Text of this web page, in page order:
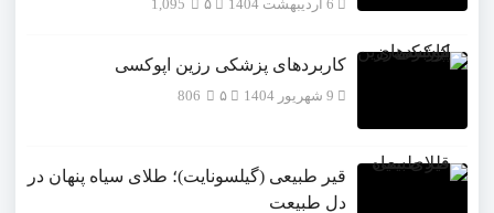
6 اردیبهشت 1404 1,095
کاربردهای پزشکی رزین اپوکسی
9 شهریور 1404 806
قیر طبیعی (گیلسونایت)؛ طلای سیاه پنهان در
دل طبیعت